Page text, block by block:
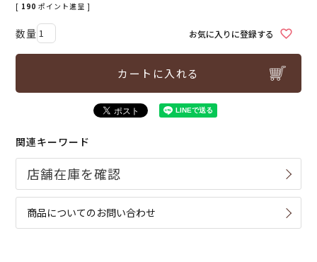
[ 190 ポイント進呈 ]
お気に入りに登録する
カートに入れる
関連キーワード
商品についてのお問い合わせ